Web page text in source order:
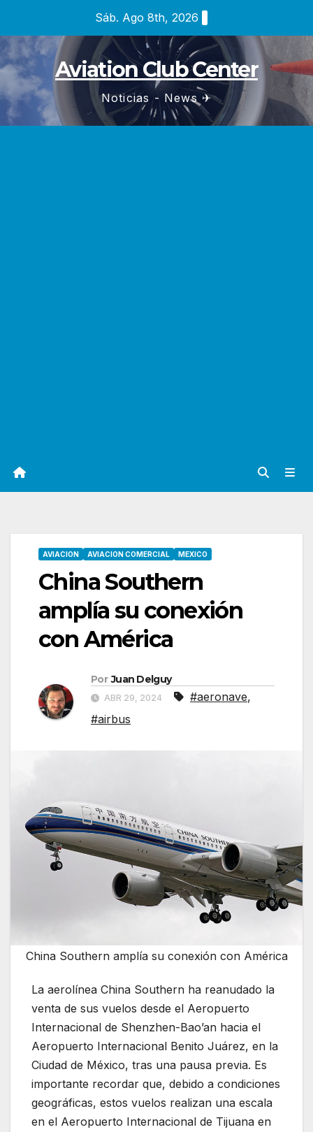
contenido
Sáb. Ago 8th, 2026
Aviation Club Center
Noticias - News ✈
AVIACION AVIACION COMERCIAL MEXICO
China Southern
amplía su conexión
con América
Por Juan Delguy
ABR 29, 2024 #aeronave,
#airbus
China Southern amplía su conexión con América
La aerolínea China Southern ha reanudado la
venta de sus vuelos desde el Aeropuerto
Internacional de Shenzhen-Bao’an hacia el
Aeropuerto Internacional Benito Juárez, en la
Ciudad de México, tras una pausa previa. Es
importante recordar que, debido a condiciones
geográficas, estos vuelos realizan una escala
en el Aeropuerto Internacional de Tijuana en